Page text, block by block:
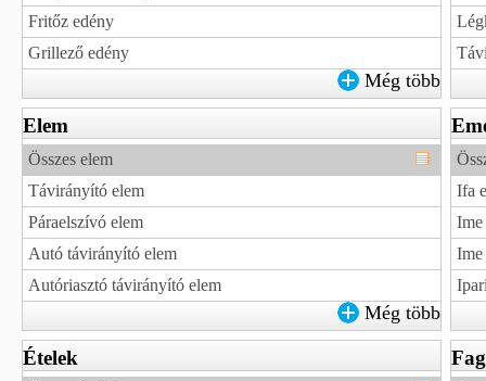
Fritőz edény
Grillező edény
Még több
Elem
Összes elem
Távirányító elem
Páraelszívó elem
Autó távirányító elem
Autóriasztó távirányító elem
Még több
Ifa
Ime
Ime
Ételek